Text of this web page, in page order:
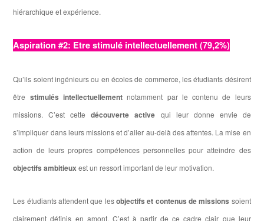
hiérarchique et expérience.
Aspiration #2: Etre stimulé intellectuellement (79,2%)
Qu’ils soient ingénieurs ou en écoles de commerce, les étudiants désirent
être stimulés intellectuellementnotamment par le contenu de leurs
missions. C’est cettedécouverte active qui leur donne envie de
s’impliquer dans leurs missions et d’aller au-delà des attentes. La mise en
action de leurs propres compétences personnelles pour atteindre des
objectifs ambitieuxest un ressort important de leur motivation.
Les étudiants attendent que lesobjectifs et contenus de missions soient
clairement définis en amont. C’est à partir de ce cadre clair que leur